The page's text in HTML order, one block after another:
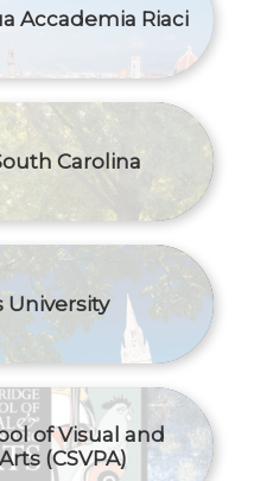
Accademia Riaci
Carolina
University
of Visual and
(CSVPA)